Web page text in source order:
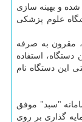
شده و بهینه سازی
علوم پزشکی
مقرون به صرفه
استفاده
این دستگاه نام
"سبد" موفق
گذاری بر روی